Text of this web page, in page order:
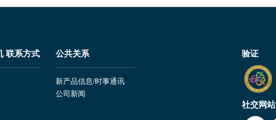
联系方式 公共关系
新产品信息/时事通讯
公司新闻
验证
社交网站